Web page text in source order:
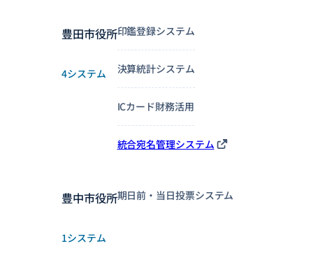
豊田市役所
4システム
印鑑登録システム
決算統計システム
ICカード財務活用
統合宛名管理システム
豊中市役所
1システム
期日前・当日投票システム